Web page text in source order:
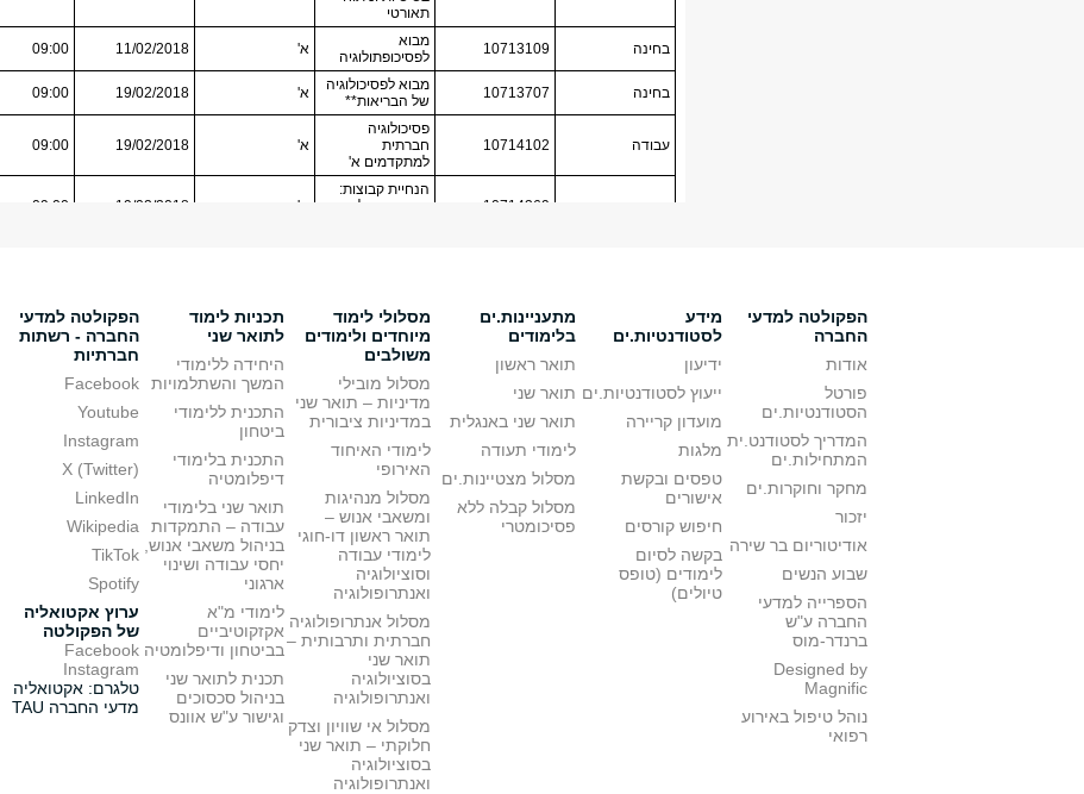
הפקולטה למדעי
החברה
אודות
פורטל
הסטודנטיות.ים
המדריך לסטודנט.ית
המתחילות.ים
מחקר וחוקרות.ים
יזכור
אודיטוריום בר שירה
שבוע הנשים
הספרייה למדעי
החברה ע"ש
ברנדר-מוס
Designed by
Magnific
נוהל טיפול באירוע
רפואי
מידע
לסטודנטיות.ים
ידיעון
ייעוץ לסטודנטיות.ים
מועדון קריירה
מלגות
טפסים ובקשת
אישורים
חיפוש קורסים
בקשה לסיום
לימודים (טופס
טיולים)
מתעניינות.ים
בלימודים
תואר ראשון
תואר שני
תואר שני באנגלית
לימודי תעודה
מסלול מצטיינות.ים
מסלול קבלה ללא
פסיכומטרי
מסלולי לימוד
מיוחדים ולימודים
משולבים
מסלול מובילי
מדיניות – תואר שני
במדיניות ציבורית
לימודי האיחוד
האירופי
מסלול מנהיגות
ומשאבי אנוש –
תואר ראשון דו-חוגי
לימודי עבודה
וסוציולוגיה
ואנתרופולוגיה
מסלול אנתרופולוגיה
חברתית ותרבותית –
תואר שני
בסוציולוגיה
ואנתרופולוגיה
מסלול אי שוויון וצדק
חלוקתי – תואר שני
בסוציולוגיה
ואנתרופולוגיה
תכניות לימוד
לתואר שני
היחידה ללימודי
המשך והשתלמויות
התכנית ללימודי
ביטחון
התכנית בלימודי
דיפלומטיה
תואר שני בלימודי
עבודה – התמקדות
בניהול משאבי אנוש,
יחסי עבודה ושינוי
ארגוני
לימודי מ"א
אקזקוטיביים
בביטחון ודיפלומטיה
תכנית לתואר שני
בניהול סכסוכים
וגישור ע"ש אוונס
הפקולטה למדעי
החברה - רשתות
חברתיות
Facebook
Youtube
Instagram
X (Twitter)
LinkedIn
Wikipedia
TikTok
Spotify
ערוץ אקטואליה
של הפקולטה
Facebook
Instagram
טלגרם: אקטואליה
מדעי החברה TAU